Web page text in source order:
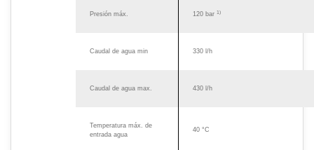
Presión máx. 120 bar 1)
Caudal de agua min 330 l/h
Caudal de agua max. 430 l/h
Temperatura máx. de
entrada agua
40 °C